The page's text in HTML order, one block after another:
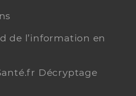
de l’information en
Décryptage